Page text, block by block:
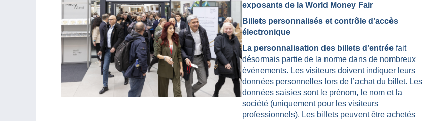
exposants de la World Money Fair
Billets personnalisés et contrôle d’accès
électronique
La personnalisation des billets d’entrée fait
désormais partie de la norme dans de nombreux
événements. Les visiteurs doivent indiquer leurs
données personnelles lors de l’achat du billet. Les
données saisies sont le prénom, le nom et la
société (uniquement pour les visiteurs
professionnels). Les billets peuvent être achetés